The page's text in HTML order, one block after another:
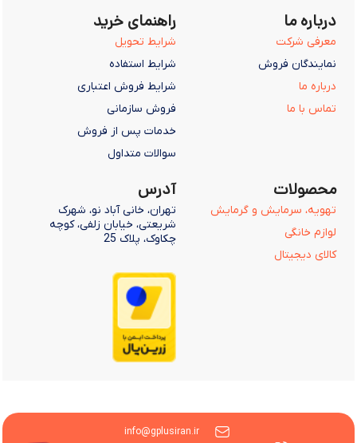
درباره ما
معرفی شرکت
نمایندگان فروش
درباره ما
تماس با ما
راهنمای خرید
شرایط تحویل
شرایط استفاده
شرایط فروش اعتباری
فروش سازمانی
خدمات پس از فروش
سوالات متداول
محصولات
تهویه، سرمایش و گرمایش
لوازم خانگی
کالای دیجیتال
آدرس
تهران، خانی آباد نو، شهرک
شریعتی، خیابان زلفی، کوچه
چکاوک، پلاک 25
info@gplusiran.ir